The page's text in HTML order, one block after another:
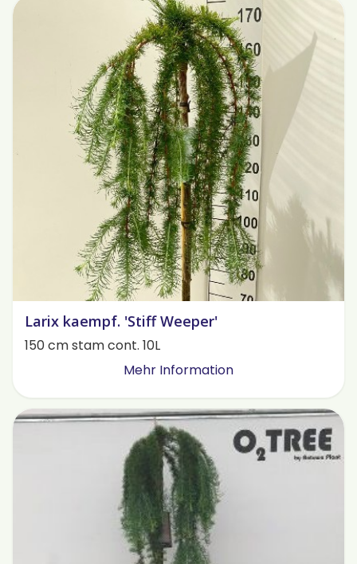
Larix kaempf. 'Stiff Weeper'
150 cm stam cont. 10L
Mehr Information